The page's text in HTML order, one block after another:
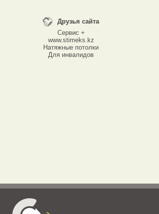
Друзья сайта
Сервис +
www.stimeks.kz
Натяжные потолки
Для инвалидов